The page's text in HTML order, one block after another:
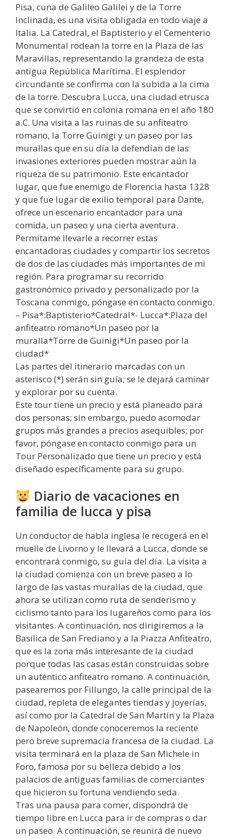
Pisa, cuna de Galileo Galilei y de la Torre
Inclinada, es una visita obligada en todo viaje a
Italia. La Catedral, el Baptisterio y el Cementerio
Monumental rodean la torre en la Plaza de las
Maravillas, representando la grandeza de esta
antigua República Marítima. El esplendor
circundante se confirma con la subida a la cima
de la torre. Descubra Lucca, una ciudad etrusca
que se convirtió en colonia romana en el año 180
a.C. Una visita a las ruinas de su anfiteatro
romano, la Torre Guinigi y un paseo por las
murallas que en su día la defendían de las
invasiones exteriores pueden mostrar aún la
riqueza de su patrimonio. Este encantador
lugar, que fue enemigo de Florencia hasta 1328
y que fue lugar de exilio temporal para Dante,
ofrece un escenario encantador para una
comida, un paseo y una cierta aventura.
Permítame llevarle a recorrer estas
encantadoras ciudades y compartir los secretos
de dos de las ciudades más importantes de mi
región. Para programar su recorrido
gastronómico privado y personalizado por la
Toscana conmigo, póngase en contacto conmigo.
– Pisa*:Baptisterio*Catedral*- Lucca*:Plaza del
anfiteatro romano*Un paseo por la
muralla*Torre de Guinigi*Un paseo por la
ciudad*
Las partes del itinerario marcadas con un
asterisco (*) serán sin guía; se le dejará caminar
y explorar por su cuenta.
Este tour tiene un precio y está planeado para
dos personas; sin embargo, puedo acomodar
grupos más grandes a precios asequibles; por
favor, póngase en contacto conmigo para un
Tour Personalizado que tiene un precio y está
diseñado específicamente para su grupo.
Diario de vacaciones en
familia de lucca y pisa
Un conductor de habla inglesa le recogerá en el
muelle de Livorno y le llevará a Lucca, donde se
encontrará conmigo, su guía del día. La visita a
la ciudad comienza con un breve paseo a lo
largo de las vastas murallas de la ciudad, que
ahora se utilizan como ruta de senderismo y
ciclismo tanto para los lugareños como para los
visitantes. A continuación, nos dirigiremos a la
Basílica de San Frediano y a la Piazza Anfiteatro,
que es la zona más interesante de la ciudad
porque todas las casas están construidas sobre
un auténtico anfiteatro romano. A continuación,
pasearemos por Fillungo, la calle principal de la
ciudad, repleta de elegantes tiendas y joyerías,
así como por la Catedral de San Martín y la Plaza
de Napoleón, donde conoceremos la reciente
pero breve supremacía francesa de la ciudad. La
visita terminará en la plaza de San Michele in
Foro, famosa por su belleza debido a los
palacios de antiguas familias de comerciantes
que hicieron su fortuna vendiendo seda.
Tras una pausa para comer, dispondrá de
tiempo libre en Lucca para ir de compras o dar
un paseo. A continuación, se reunirá de nuevo